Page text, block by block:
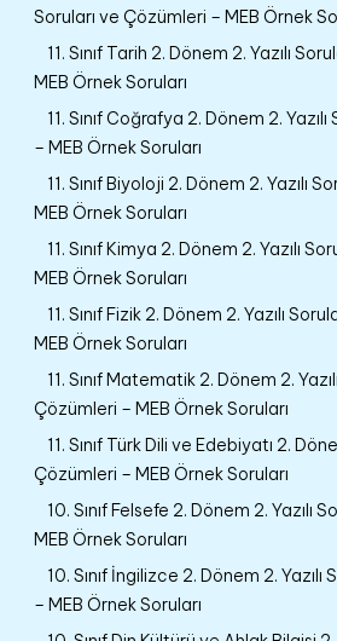
Soruları ve Çözümleri – MEB Örnek
11. Sınıf Tarih 2. Dönem 2. Yazılı
MEB Örnek Soruları
11. Sınıf Coğrafya 2. Dönem 2.
– MEB Örnek Soruları
11. Sınıf Biyoloji 2. Dönem 2. Yazılı
MEB Örnek Soruları
11. Sınıf Kimya 2. Dönem 2. Yazılı
MEB Örnek Soruları
11. Sınıf Fizik 2. Dönem 2. Yazılı
MEB Örnek Soruları
11. Sınıf Matematik 2. Dönem 2.
Çözümleri – MEB Örnek Soruları
11. Sınıf Türk Dili ve Edebiyatı 2.
Çözümleri – MEB Örnek Soruları
10. Sınıf Felsefe 2. Dönem 2. Yazılı
MEB Örnek Soruları
10. Sınıf İngilizce 2. Dönem 2.
– MEB Örnek Soruları